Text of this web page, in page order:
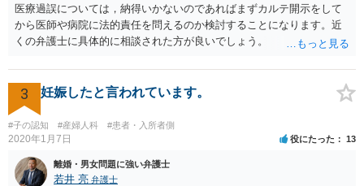
医療過誤については，納得いかないのであればまずカルテ開示をして
から医師や病院に法的責任を問えるのか検討することになります。近
くの弁護士に具体的に相談された方が良いでしょう。
3 妊娠したと言われています。
#子の認知 #産婦人科 #患者・入所者側
2020年1月7日 役にたった 13
離婚・男女問題に強い弁護士
若井 亮 弁護士